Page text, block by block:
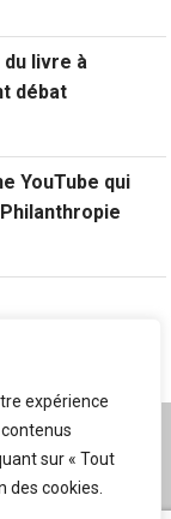
expérience
sur « Tout
des cookies.
livre à
débat
YouTube qui
générales
|Archives|